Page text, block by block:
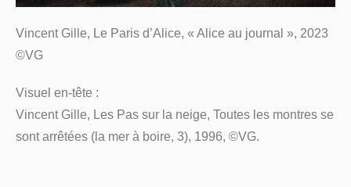
Vincent Gille, Le Paris d’Alice, « Alice au journal », 2023
©VG
Visuel en-tête :
Vincent Gille, Les Pas sur la neige, Toutes les montres se
sont arrêtées (la mer à boire, 3), 1996, ©VG.